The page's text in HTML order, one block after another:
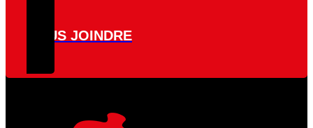
NOUS JOINDRE